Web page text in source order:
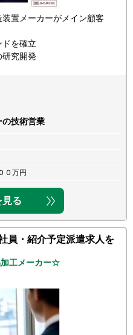
置メーカーがメイン顧客
を確立
究開発
の技術営業
０万円
見る
員・紹介予定派遣求人を
加工メーカー☆